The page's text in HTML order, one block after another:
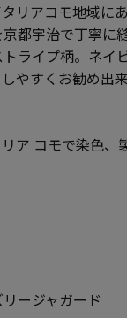
リアコモ地域に
都宇治で丁寧に
ライプ柄。ネイ
やすくお勧め出
ア コモで染色、
ージャガード